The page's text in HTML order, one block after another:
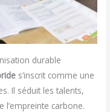
durable
s’inscrit comme une
Il séduit les talents,
carbone.